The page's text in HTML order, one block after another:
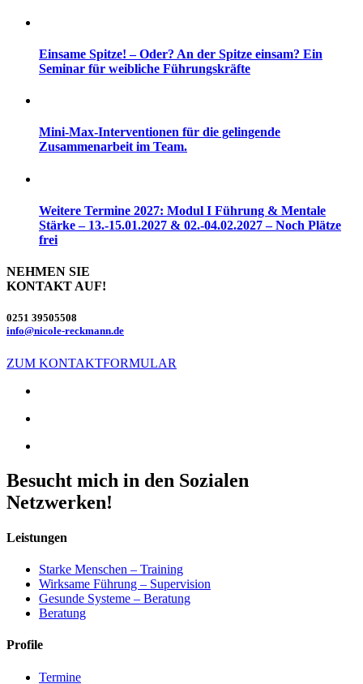
Einsame Spitze! – Oder? An der Spitze einsam? Ein
Seminar für weibliche Führungskräfte
Mini-Max-Interventionen für die gelingende
Zusammenarbeit im Team.
Weitere Termine 2027: Modul I Führung & Mentale
Stärke – 13.-15.01.2027 & 02.-04.02.2027 – Noch Plätze
frei
NEHMEN SIE
KONTAKT AUF!
0251 39505508
info@nicole-reckmann.de
ZUM KONTAKTFORMULAR
Besucht mich in den Sozialen
Netzwerken!
Leistungen
Starke Menschen – Training
Wirksame Führung – Supervision
Gesunde Systeme – Beratung
Beratung
Profile
Termine